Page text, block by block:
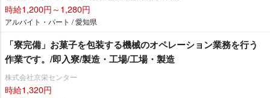
時給1,200円～1,280円
アルバイト・パート / 愛知県
「寮完備」お菓子を包装する機械のオペレーション業務を行う
作業です。/即入寮/製造・工場/工場・製造
株式会社京栄センター
時給1,320円